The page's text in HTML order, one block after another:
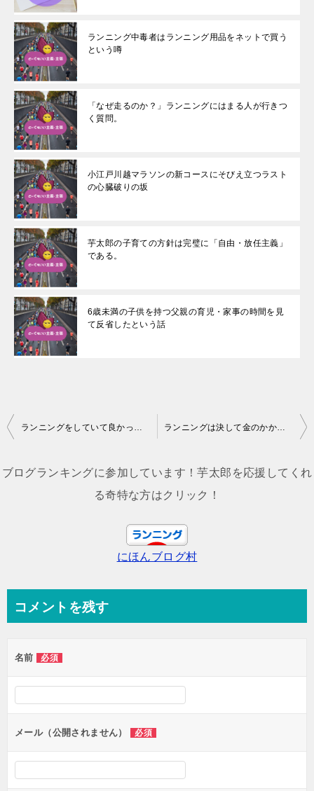
ランニング中毒者はランニング用品をネットで買う
という噂
「なぜ走るのか？」ランニングにはまる人が行きつ
く質問。
小江戸川越マラソンの新コースにそびえ立つラスト
の心臓破りの坂
芋太郎の子育ての方針は完璧に「自由・放任主義」
である。
6歳未満の子供を持つ父親の育児・家事の時間を見
て反省したという話
投
ナ
ン
ランニングをしていて良かったと思うこと、悪かったと思うこと。 ランニングは決して金のかからない趣味などではないという事実
ブログランキングに参加しています！芋太郎を応援してくれ
る奇特な方はクリック！
にほんブログ村
コメントを残す
名前 必須
メール（公開されません） 必須